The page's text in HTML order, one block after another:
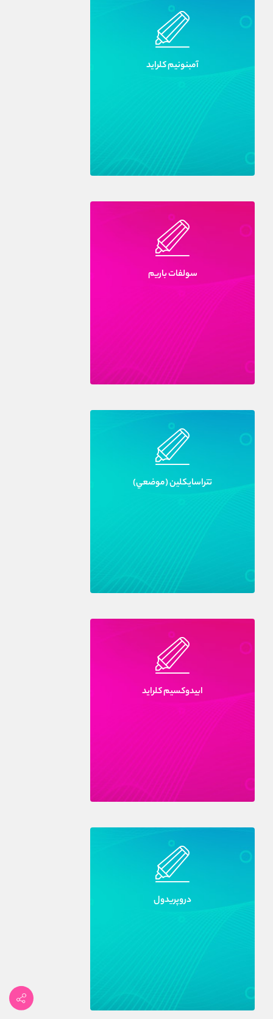
آمبنونيم کلرايد
سولفات باريم
تتراسايکلين (موضعي)
ابيدوکسيم کلرايد
دروپريدول